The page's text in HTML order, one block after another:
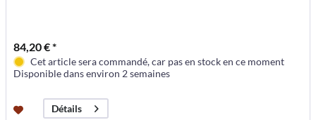
84,20 € *
Cet article sera commandé, car pas en stock en ce moment
Disponible dans environ 2 semaines
Détails